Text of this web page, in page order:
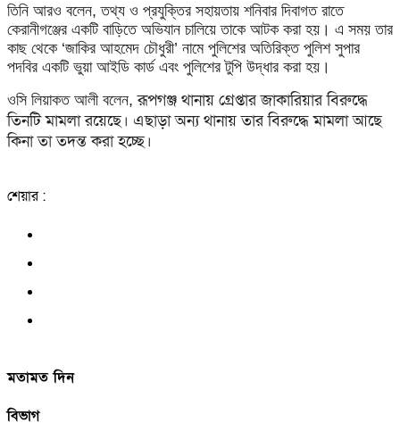
তিনি আরও বলেন, তথ্য ও প্রযুক্তির সহায়তায় শনিবার দিবাগত রাতে
কেরানীগঞ্জের একটি বাড়িতে অভিযান চালিয়ে তাকে আটক করা হয়। এ সময় তার
কাছ থেকে ‘জাকির আহমেদ চৌধুরী’ নামে পুলিশের অতিরিক্ত পুলিশ সুপার
পদবির একটি ভুয়া আইডি কার্ড এবং পুলিশের টুপি উদ্ধার করা হয়।
ওসি লিয়াকত আলী বলেন,রূপগঞ্জ থানায় গ্রেপ্তার জাকারিয়ার বিরুদ্ধে
তিনটি মামলা রয়েছে। এছাড়া অন্য থানায় তার বিরুদ্ধে মামলা আছে
কিনা তা তদন্ত করা হচ্ছে।
শেয়ার :
মতামত দিন
বিভাগ